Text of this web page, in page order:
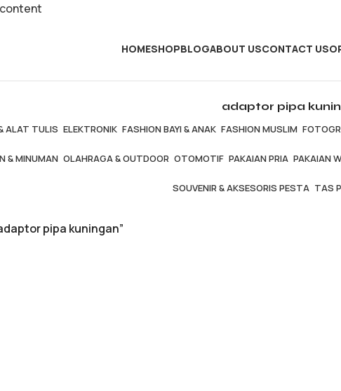
HOMESHOPBLOGABOUT USCONTACT US
adaptor pipa
ALAT TULIS ELEKTRONIK FASHION BAYI & ANAK FASHION MUSLIM
& MINUMAN OLAHRAGA & OUTDOOR OTOMOTIF PAKAIAN PRIA PAKAIAN
SOUVENIR & AKSESORIS PESTA TAS
pipa kuningan”